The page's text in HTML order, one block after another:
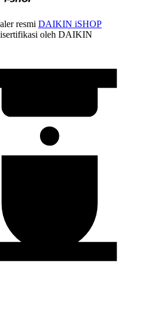
resmi DAIKIN iSHOP
oleh DAIKIN